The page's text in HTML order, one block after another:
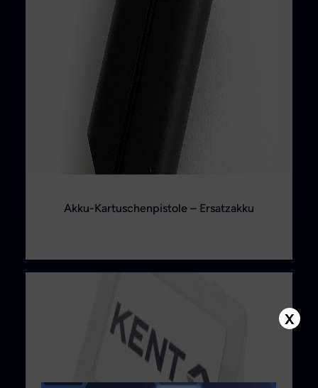
Akku-Kartuschenpistole – Ersatzakku
X